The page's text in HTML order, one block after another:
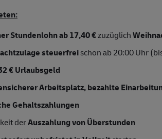
Stundenlohn ab 17,40 €zuzüglich
steuerfreischon ab 20:00 Uhr
€ Urlaubsgeld
Arbeitsplatz, bezahlte
Gehaltszahlungen
derAuszahlung von Überstunden